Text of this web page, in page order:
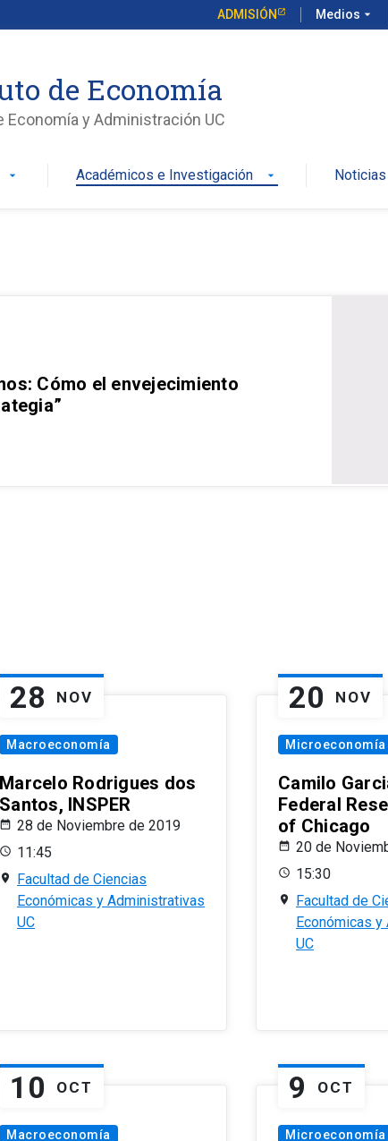
ADMISIÓN Medios arrow_drop_down
de Economía
Economía y Administración UC
arrow_drop_down Académicos e Investigación arrow_drop_down Noticias
Cómo el envejecimiento
28 NOV
Macroeconomía
Marcelo Rodrigues dos
Santos, INSPER
28 de Noviembre de 2019
11:45
Facultad de Ciencias
Económicas y Administrativas
UC
20 NOV
Camilo
Federal
of Chicago
20 de
15:30
Facultad de
Económicas
UC
10 OCT
Macroeconomía
9 OCT